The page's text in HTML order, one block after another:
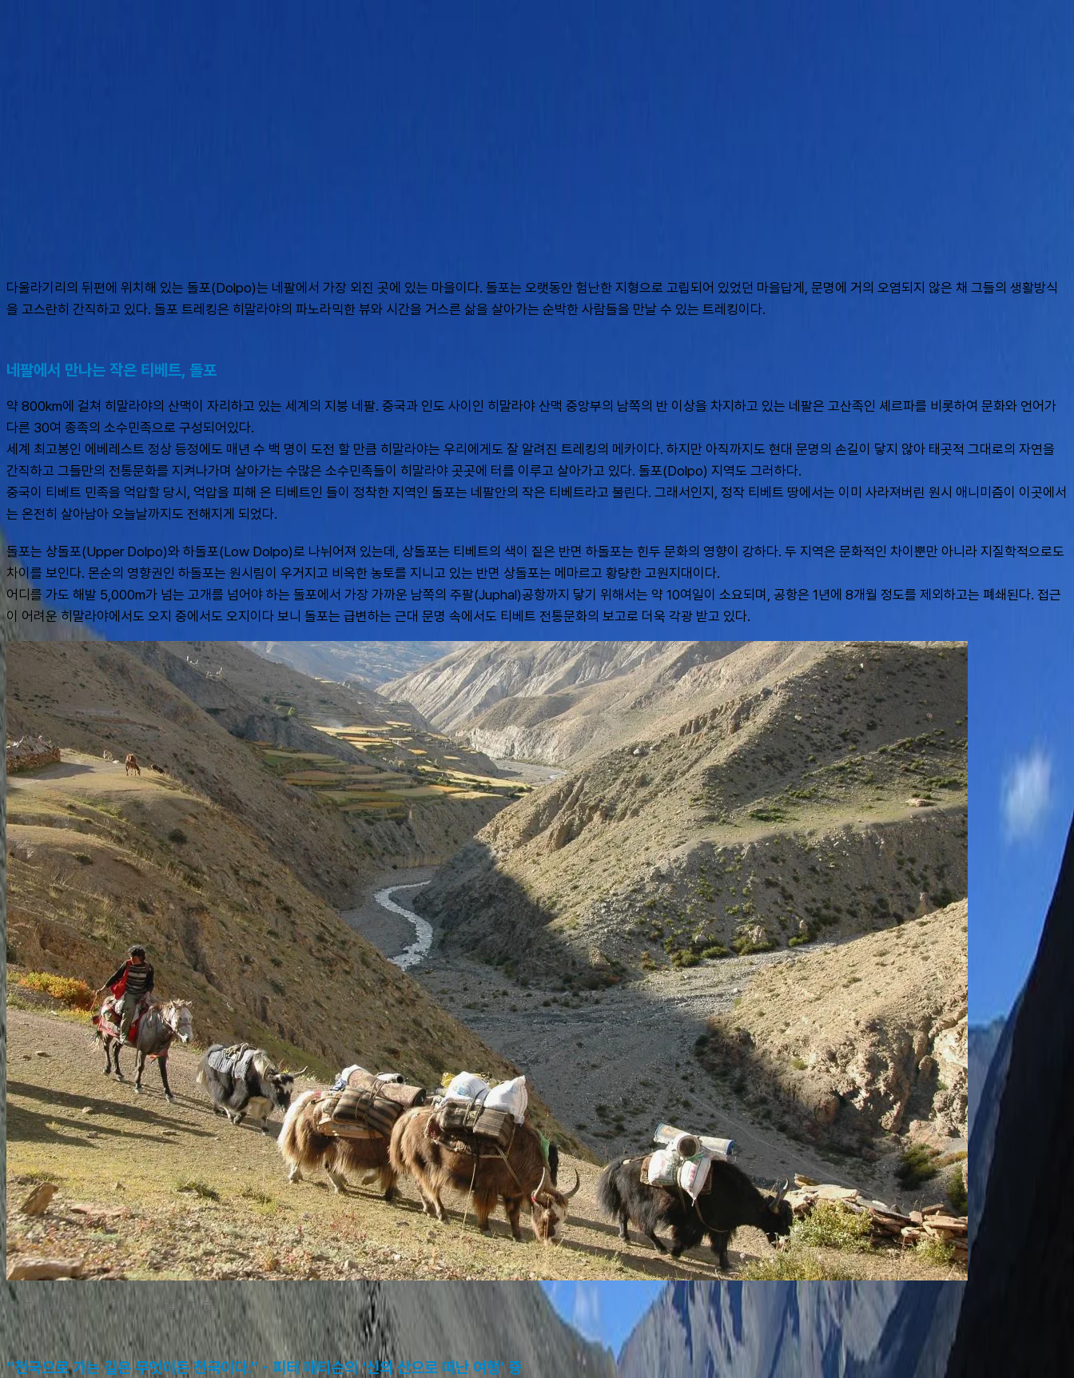
다울라기리의 뒤편에 위치해 있는 돌포(Dolpo)는 네팔에서 가장 외진 곳에 있는 마을이다. 돌포는 오랫동안 험난한 지형으로 고립되어 있었던 마을답게, 문명에 거의 오염되지 않은 채 그들의 생활방식
을 고스란히 간직하고 있다. 돌포 트레킹은 히말라야의 파노라믹한 뷰와 시간을 거스른 삶을 살아가는 순박한 사람들을 만날 수 있는 트레킹이다.
네팔에서 만나는 작은 티베트, 돌포
약 800km에 걸쳐 히말라야의 산맥이 자리하고 있는 세계의 지붕 네팔. 중국과 인도 사이인 히말라야 산맥 중앙부의 남쪽의 반 이상을 차지하고 있는 네팔은 고산족인 셰르파를 비롯하여 문화와 언어가
다른 30여 종족의 소수민족으로 구성되어있다.
세계 최고봉인 에베레스트 정상 등정에도 매년 수 백 명이 도전 할 만큼 히말라야는 우리에게도 잘 알려진 트레킹의 메카이다. 하지만 아직까지도 현대 문명의 손길이 닿지 않아 태곳적 그대로의 자연을
간직하고 그들만의 전통문화를 지켜나가며 살아가는 수많은 소수민족들이 히말라야 곳곳에 터를 이루고 살아가고 있다. 돌포(Dolpo) 지역도 그러하다.
중국이 티베트 민족을 억압할 당시, 억압을 피해 온 티베트인 들이 정착한 지역인 돌포는 네팔안의 작은 티베트라고 불린다. 그래서인지, 정작 티베트 땅에서는 이미 사라져버린 원시 애니미즘이 이곳에서
는 온전히 살아남아 오늘날까지도 전해지게 되었다.
돌포는 상돌포(Upper Dolpo)와 하돌포(Low Dolpo)로 나뉘어져 있는데, 상돌포는 티베트의 색이 짙은 반면 하돌포는 힌두 문화의 영향이 강하다. 두 지역은 문화적인 차이뿐만 아니라 지질학적으로도
차이를 보인다. 몬순의 영향권인 하돌포는 원시림이 우거지고 비옥한 농토를 지니고 있는 반면 상돌포는 메마르고 황량한 고원지대이다.
어디를 가도 해발 5,000m가 넘는 고개를 넘어야 하는 돌포에서 가장 가까운 남쪽의 주팔(Juphal)공항까지 닿기 위해서는 약 10여일이 소요되며, 공항은 1년에 8개월 정도를 제외하고는 폐쇄된다. 접근
이 어려운 히말라야에서도 오지 중에서도 오지이다 보니 돌포는 급변하는 근대 문명 속에서도 티베트 전통문화의 보고로 더욱 각광 받고 있다.
▶ Tokyu마을에서 만난 아이들과 야크
“천국으로 가는 길은 무엇이든 천국이다.” - 피터 매티슨의 ‘신의 산으로 떠난 여행’ 중